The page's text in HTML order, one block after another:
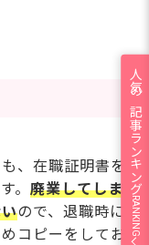
、在職証明書を
。 廃業してしま
ので、退職時に
コピーをしてお
人気の記事ランキング
RANKING